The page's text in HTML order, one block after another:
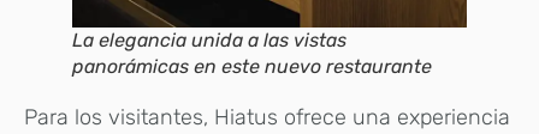
La elegancia unida a las vistas
panorámicas en este nuevo restaurante
Para los visitantes, Hiatus ofrece una experiencia